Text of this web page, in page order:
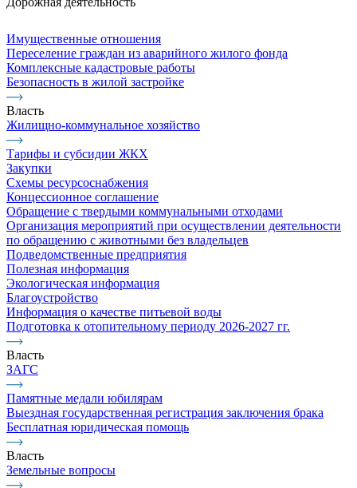
Имущественные отношения
Переселение граждан из аварийного жилого фонда
Комплексные кадастровые работы
Безопасность в жилой застройке
Власть
Жилищно-коммунальное хозяйство
Тарифы и субсидии ЖКХ
Закупки
Схемы ресурсоснабжения
Концессионное соглашение
Обращение с твердыми коммунальными отходами
Организация мероприятий при осуществлении деятельности
по обращению с животными без владельцев
Подведомственные предприятия
Полезная информация
Экологическая информация
Благоустройство
Информация о качестве питьевой воды
Подготовка к отопительному периоду 2026-2027 гг.
Власть
ЗАГС
Памятные медали юбилярам
Выездная государственная регистрация заключения брака
Бесплатная юридическая помощь
Власть
Земельные вопросы